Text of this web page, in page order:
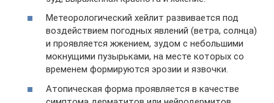
Метеорологический хейлит развивается под
воздействием погодных явлений (ветра, солнца)
и проявляется жжением, зудом с небольшими
мокнущими пузырьками, на месте которых со
временем формируются эрозии и язвочки.
Атопическая форма проявляется в качестве